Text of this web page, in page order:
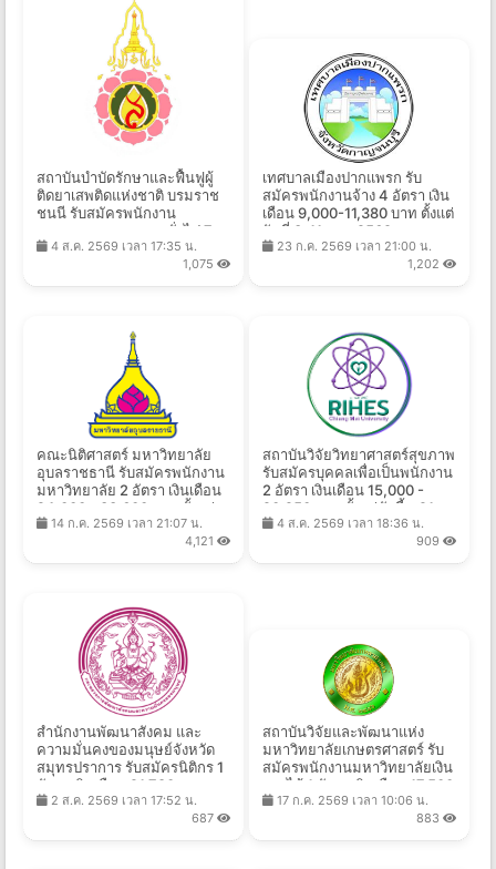
สถาบันบำบัดรักษาและฟื้นฟูผู้
ติดยาเสพติดแห่งชาติ บรมราช
ชนนี รับสมัครพนักงาน
กระทรวงสาธารณสุขทั่วไป 7
อัตรา เงินเดือน 8,690 - 18,000
บาท ตั้งแต่วันที่ 10-31 ส.ค.
2569
4 ส.ค. 2569 เวลา 17:35 น.
1,075
เทศบาลเมืองปากแพรก รับ
สมัครพนักงานจ้าง 4 อัตรา เงิน
เดือน 9,000-11,380 บาท ตั้งแต่
วันที่ 3-11 ส.ค. 2569
23 ก.ค. 2569 เวลา 21:00 น.
1,202
คณะนิติศาสตร์ มหาวิทยาลัย
อุบลราชธานี รับสมัครพนักงาน
มหาวิทยาลัย 2 อัตรา เงินเดือน
24,000 - 33,600 บาท ตั้งแต่
วันที่ 21 ก.ค. - 20 ส.ค. 2569
14 ก.ค. 2569 เวลา 21:07 น.
4,121
สถาบันวิจัยวิทยาศาสตร์สุขภาพ
รับสมัครบุคคลเพื่อเป็นพนักงาน
2 อัตรา เงินเดือน 15,000 -
20,250 บาท ตั้งแต่บัดนี้ - 21
ส.ค. 2569
4 ส.ค. 2569 เวลา 18:36 น.
909
สำนักงานพัฒนาสังคม และ
ความมั่นคงของมนุษย์จังหวัด
สมุทรปราการ รับสมัครนิติกร 1
อัตรา เงินเดือน 21,780 บาท
ตั้งแต่วันที่ 31 ก.ค. - 14 ส.ค.
2 ส.ค. 2569 เวลา 17:52 น.
687
สถาบันวิจัยและพัฒนาแห่ง
มหาวิทยาลัยเกษตรศาสตร์ รับ
สมัครพนักงานมหาวิทยาลัยเงิน
รายได้ 1 อัตรา เงินเดือน 17,500
บาท ตั้งแต่บัดนี้ถึง 27 ส.ค.
17 ก.ค. 2569 เวลา 10:06 น.
883